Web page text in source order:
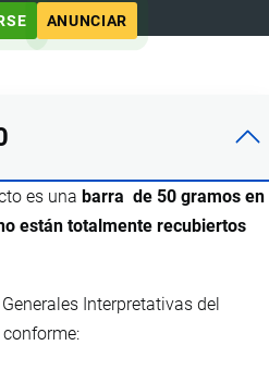
ANUNCIAR
es una barra de 50 gramos en
están totalmente recubiertos
Interpretativas del